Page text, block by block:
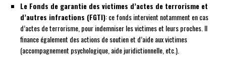
Le Fonds de garantie des victimes d’actes de terrorisme et
d’autres infractions (FGTI): ce fonds intervient notamment en cas
d’actes de terrorisme, pour indemniser les victimes et leurs proches. Il
finance également des actions de soutien et d’aide aux victimes
(accompagnement psychologique, aide juridictionnelle, etc.).